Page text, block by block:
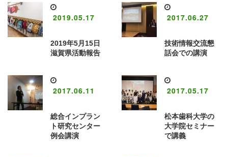
2019.05.17
2019年5月15日
滋賀県活動報告
2017.06.27
技術情報交流懇
話会での講演
2017.06.11
総合インプラン
ト研究センター
例会講演
2017.05.17
松本歯科大学の
大学院セミナー
で講義